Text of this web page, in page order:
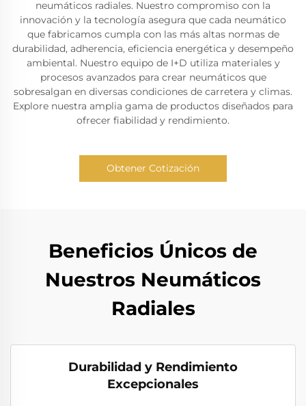
neumáticos radiales. Nuestro compromiso con la
innovación y la tecnología asegura que cada neumático
que fabricamos cumpla con las más altas normas de
durabilidad, adherencia, eficiencia energética y desempeño
ambiental. Nuestro equipo de I+D utiliza materiales y
procesos avanzados para crear neumáticos que
sobresalgan en diversas condiciones de carretera y climas.
Explore nuestra amplia gama de productos diseñados para
ofrecer fiabilidad y rendimiento.
Obtener Cotización
Beneficios Únicos de
Nuestros Neumáticos
Radiales
Durabilidad y Rendimiento
Excepcionales